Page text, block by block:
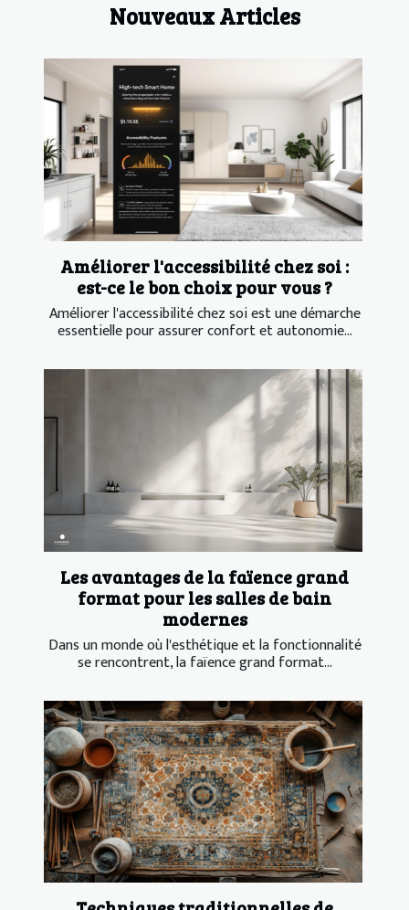
Nouveaux Articles
Améliorer l'accessibilité chez soi :
est-ce le bon choix pour vous ?
Améliorer l'accessibilité chez soi est une démarche
essentielle pour assurer confort et autonomie...
Les avantages de la faïence grand
format pour les salles de bain
modernes
Dans un monde où l'esthétique et la fonctionnalité
se rencontrent, la faïence grand format...